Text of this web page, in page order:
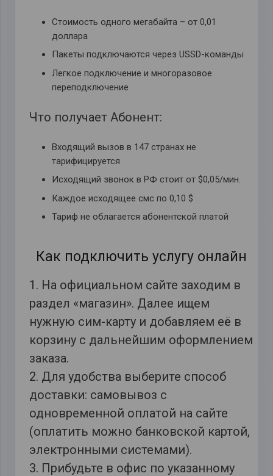
Стоимость одного мегабайта – от 0,01
доллара
Пакеты подключаются через USSD-команды
Легкое подключение и многоразовое
переподключение
Что получает Абонент:
Входящий вызов в 147 странах не
тарифицируется
Исходящий звонок в РФ стоит от $0,05/мин.
Каждое исходящее смс по 0,10 $
Тариф не облагается абонентской платой
Как подключить услугу онлайн
1. На официальном сайте заходим в
раздел «магазин». Далее ищем
нужную сим-карту и добавляем её в
корзину с дальнейшим оформлением
заказа.
2. Для удобства выберите способ
доставки: самовывоз с
одновременной оплатой на сайте
(оплатить можно банковской картой,
электронными системами).
3. Прибудьте в офис по указанному